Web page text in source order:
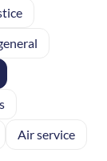
Air service